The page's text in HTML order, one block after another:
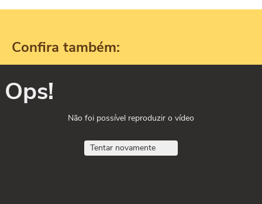
Confira também:
Ops!
Não foi possível reproduzir o vídeo
Tentar novamente